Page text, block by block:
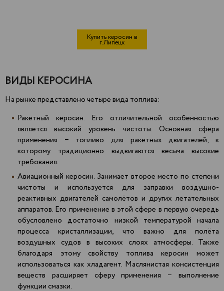
Купить керосин в
г.Липецк
ВИДЫ КЕРОСИНА
На рынке представлено четыре вида топлива:
Ракетный керосин. Его отличительной особенностью
является высокий уровень чистоты. Основная сфера
применения − топливо для ракетных двигателей, к
которому традиционно выдвигаются весьма высокие
требования.
Авиационный керосин. Занимает второе место по степени
чистоты и используется для заправки воздушно-
реактивных двигателей самолётов и других летательных
аппаратов. Его применение в этой сфере в первую очередь
обусловлено достаточно низкой температурой начала
процесса кристаллизации, что важно для полёта
воздушных судов в высоких слоях атмосферы. Также
благодаря этому свойству топлива керосин может
использоваться как хладагент. Маслянистая консистенция
веществ расширяет сферу применения − выполнение
функции смазки.